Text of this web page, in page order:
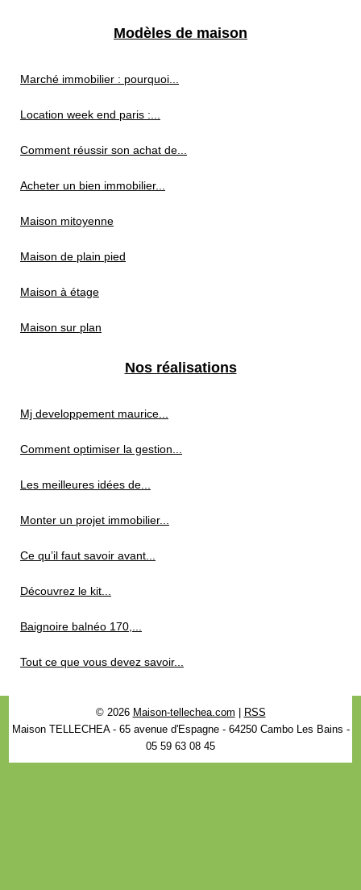
Modèles de maison
Marché immobilier : pourquoi...
Location week end paris :...
Comment réussir son achat de...
Acheter un bien immobilier...
Maison mitoyenne
Maison de plain pied
Maison à étage
Maison sur plan
Nos réalisations
Mj developpement maurice...
Comment optimiser la gestion...
Les meilleures idées de...
Monter un projet immobilier...
Ce qu’il faut savoir avant...
Découvrez le kit...
Baignoire balnéo 170,...
Tout ce que vous devez savoir...
© 2026 Maison-tellechea.com | RSS
Maison TELLECHEA - 65 avenue d'Espagne - 64250 Cambo Les Bains -
05 59 63 08 45